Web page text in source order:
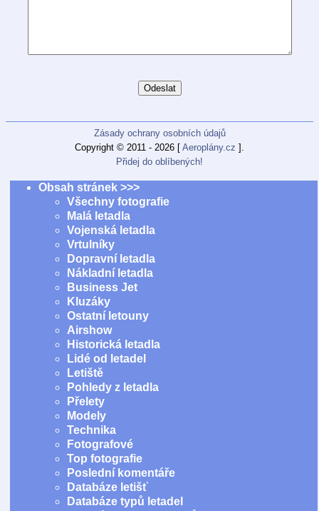
Zásady ochrany osobních údajů
Copyright © 2011 - 2026 [ Aeroplány.cz ].
Přidej do oblíbených!
Obsah stránek >>>
Všechny fotografie
Malá letadla
Vojenská letadla
Vrtulníky
Dopravní letadla
Nákladní letadla
Business Jet
Kluzáky
Ostatní letouny
Airshow
Historická letadla
Lidé od letadel
Letiště
Pohledy z letadla
Přelety
Modely
Technika
Fotografové
Top fotografie
Poslední komentáře
Databáze letišť
Databáze typů letadel